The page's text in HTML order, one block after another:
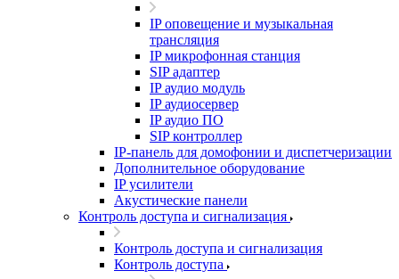
IP оповещение и музыкальная
трансляция
IP микрофонная станция
SIP адаптер
IP аудио модуль
IP аудиосервер
IP аудио ПО
SIP контроллер
IP-панель для домофонии и диспетчеризации
Дополнительное оборудование
IP усилители
Акустические панели
Контроль доступа и сигнализация
Контроль доступа и сигнализация
Контроль доступа